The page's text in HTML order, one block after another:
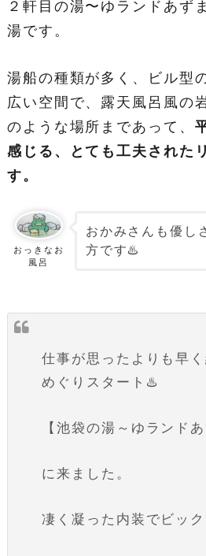
２軒目の湯〜ゆランドあず
湯です。
湯船の種類が多く、ビル型
広い空間で、露天風呂風の
のような場所まであって、
感じる、とても工夫された
す。
おっきなお
風呂
おかみさんも優し
方です♨️
仕事が思ったよりも早
めぐりスタート♨️
【池袋の湯～ゆランドあ
に来ました。
凄く凝った内装でビック